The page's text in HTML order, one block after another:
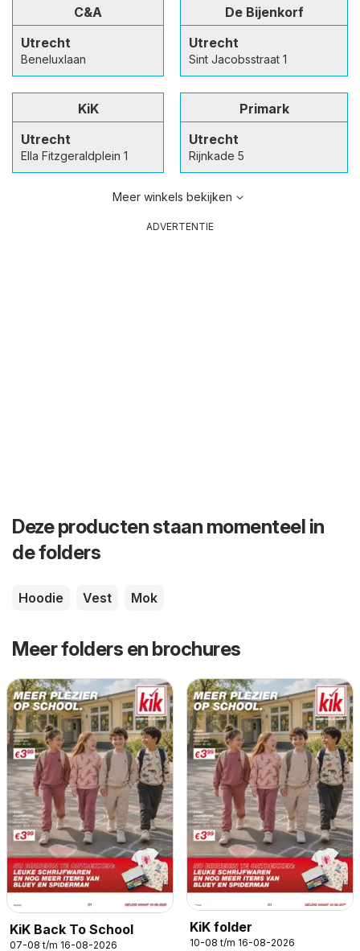
C&A
Utrecht
Beneluxlaan
De Bijenkorf
Utrecht
Sint Jacobsstraat 1
KiK
Utrecht
Ella Fitzgeraldplein 1
Primark
Utrecht
Rijnkade 5
Meer winkels bekijken
ADVERTENTIE
Deze producten staan momenteel in
de folders
Hoodie Vest Mok
Meer folders en brochures
KiK Back To School
07-08 t/m 16-08-2026
KiK folder
10-08 t/m 16-08-2026